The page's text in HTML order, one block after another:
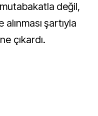
değil,
alınması şartıyla
çıkardı.